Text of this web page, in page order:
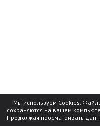
Мы используем Cookies.
сохраняются на вашем
Продолжая просматривать